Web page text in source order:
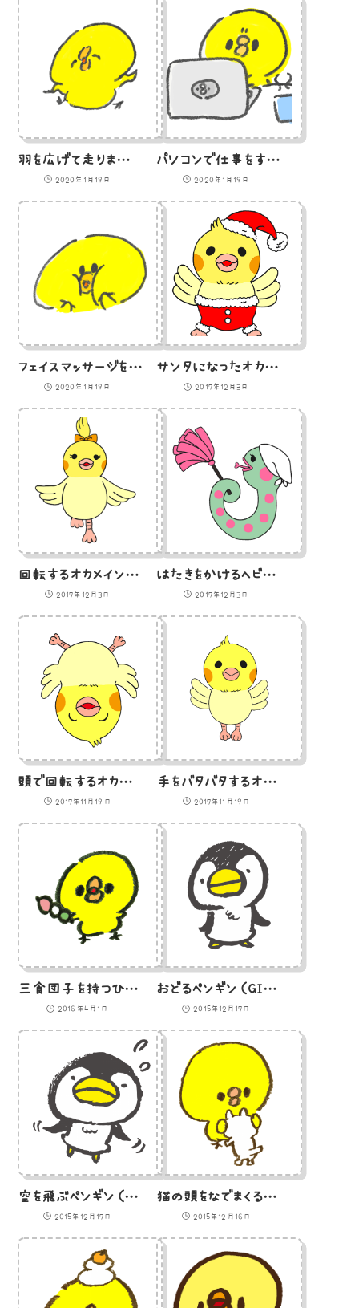
羽を広げて走りまわるひよこ（GIFアニメ）
2020年1月19日
パソコンで仕事をするひよこ（GIFアニメ）
2020年1月19日
フェイスマッサージをするひよこ（GIFアニメ）
2020年1月19日
サンタになったオカメインコのヒナ（GIFアニメ）
2017年12月3日
回転するオカメインコ（GIFアニメ）
2017年12月3日
はたきをかけるヘビ（GIFアニメ）
2017年12月3日
頭で回転するオカメインコのヒナ(GIFアニメ)
2017年11月19日
手をバタバタするオカメインコのヒナ(GIFアニメ)
2017年11月19日
三食団子を持つひよこ（GIFアニメ）のイラスト
2016年4月1日
おどるペンギン（GIFアニメ）のイラスト
2015年12月17日
空を飛ぶペンギン（GIFアニメ）のイラスト
2015年12月17日
猫の頭をなでまくるひよこ（GIFアニメ）のイラスト
2015年12月16日